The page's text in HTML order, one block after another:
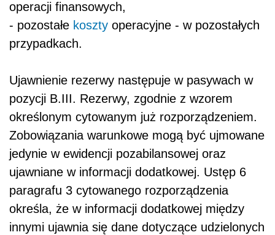
operacji finansowych,
- pozostałe koszty operacyjne - w pozostałych
przypadkach.
Ujawnienie rezerwy następuje w pasywach w
pozycji B.III. Rezerwy, zgodnie z wzorem
określonym cytowanym już rozporządzeniem.
Zobowiązania warunkowe mogą być ujmowane
jedynie w ewidencji pozabilansowej oraz
ujawniane w informacji dodatkowej. Ustęp 6
paragrafu 3 cytowanego rozporządzenia
określa, że w informacji dodatkowej między
innymi ujawnia się dane dotyczące udzielonych